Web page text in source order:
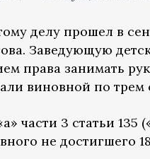
делу прошел в
Заведующую
права занимать
виновной по трем
части 3 статьи
не достигшего